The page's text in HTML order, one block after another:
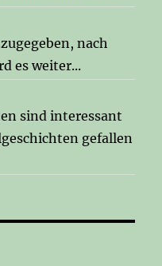
nach
es weiter...
sind interessant
gefallen